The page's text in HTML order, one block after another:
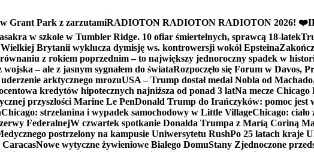
Grant Park z zarzutamiRADIOTON RADIOTON RADIOTON 2026! ❤️
w szkole w Tumbler Ridge. 10 ofiar śmiertelnych, sprawcą 18-latek
Brytanii wyklucza dymisję ws. kontrowersji wokół Epsteina
z rokiem poprzednim – to największy jednoroczny spadek w
– ale z jasnym sygnałem do świataRozpoczęło się Forum w Davos,
arktycznego mrozuUSA – Trump dostał medal Nobla od Machado
kredytów hipotecznych najniższa od ponad 3 latNa mecze
przyszłości Marine Le PenDonald Trump do Irańczyków: pomoc jest
Chicago: strzelanina i wypadek samochodowy w Little VillageChicago:
FederalnejW czwartek spotkanie Donalda Trumpa z Maríą Coriną
postrzelony na kampusie Uniwersytetu RushPo 25 latach kraje
CaracasNowe wytyczne żywieniowe Białego DomuStany Zjednoczone